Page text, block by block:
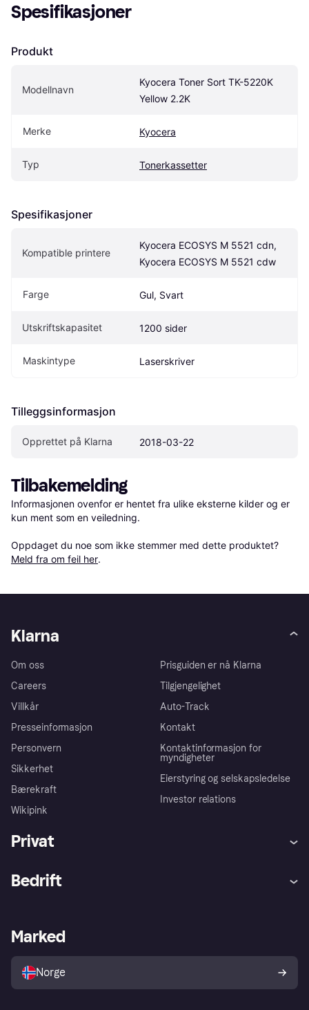
Spesifikasjoner
Produkt
Modellnavn
Kyocera Toner Sort TK-5220K
Yellow 2.2K
Merke Kyocera
Typ Tonerkassetter
Spesifikasjoner
Kompatible printere
Kyocera ECOSYS M 5521 cdn,
Kyocera ECOSYS M 5521 cdw
Farge Gul, Svart
Utskriftskapasitet 1200 sider
Maskintype Laserskriver
Tilleggsinformasjon
Opprettet på Klarna 2018-03-22
Tilbakemelding
Informasjonen ovenfor er hentet fra ulike eksterne kilder og er
kun ment som en veiledning.
Oppdaget du noe som ikke stemmer med dette produktet?
Meld fra om feil her.
Klarna
Om oss
Careers
Villkår
Presseinformasjon
Personvern
Sikkerhet
Bærekraft
Wikipink
Prisguiden er nå Klarna
Tilgjengelighet
Auto-Track
Kontakt
Kontaktinformasjon for
myndigheter
Eierstyring og selskapsledelse
Investor relations
Privat
Utforsk butikker
Bedrift
Merchant portal
Marked
Norge